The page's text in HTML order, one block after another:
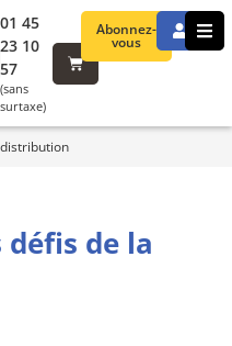
Abonnez-
vous
01 45
23 10
57
(sans
surtaxe)
de la